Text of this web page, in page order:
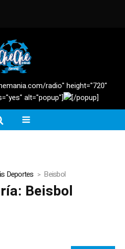
radio" height="720"
alt="popup"]
[/popup]
Deportes Beisbol
Beisbol